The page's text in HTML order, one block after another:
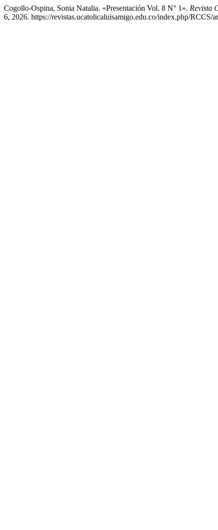
Cogollo-Ospina, Sonia Natalia. «Presentación Vol. 8 N° 1». Revista
6, 2026. https://revistas.ucatolicaluisamigo.edu.co/index.php/RCCS/